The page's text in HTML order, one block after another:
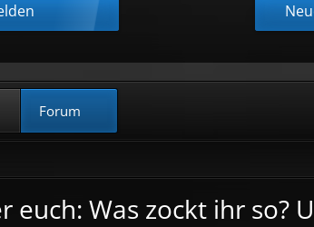
Forum
euch: Was zockt ihr so?